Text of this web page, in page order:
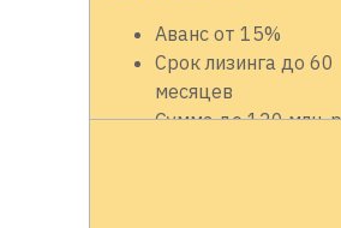
Аванс от 15%
Срок лизинга до 60
месяцев
Сумма до 120 млн.